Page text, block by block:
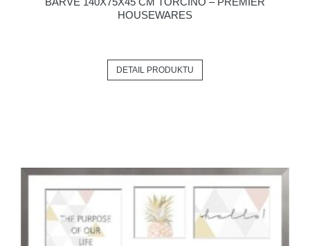
HOUSEWARES
DETAIL PRODUKTU